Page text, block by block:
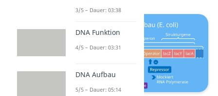
3/5 – Dauer: 03:38
DNA Funktion
4/5 – Dauer: 03:31
DNA Aufbau
5/5 – Dauer: 05:14